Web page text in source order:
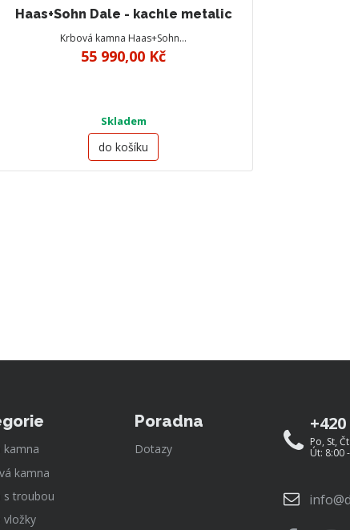
Haas+Sohn Dale - kachle metalic
Krbová kamna Haas+Sohn…
55 990,00 Kč
Skladem
do košíku
kamna
kamna
s troubou
vložky
Poradna
Dotazy
Po, St,
Út: 8:00